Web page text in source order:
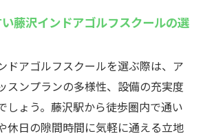
藤沢インドアゴルフスクールの選
ドアゴルフスクールを選ぶ際は、ア
スンプランの多様性、設備の充実度
しょう。藤沢駅から徒歩圏内で通い
休日の隙間時間に気軽に通える立地